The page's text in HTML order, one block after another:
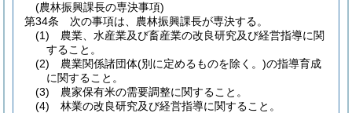
(農林振興課長の専決事項)
第34条
次の事項は、農林振興課長が専決する。
(1)
農業、水産業及び畜産業の改良研究及び経営指導に関
すること。
(2)
農業関係諸団体(別に定めるものを除く。)の指導育成
に関すること。
(3)
農家保有米の需要調整に関すること。
(4)
林業の改良研究及び経営指導に関すること。